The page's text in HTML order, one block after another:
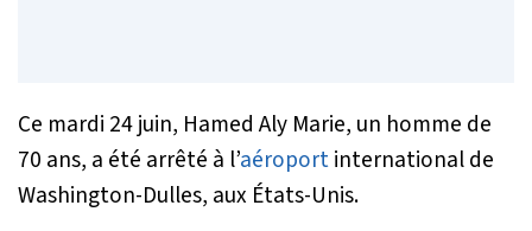
Ce mardi 24 juin, Hamed Aly Marie, un homme de
70 ans, a été arrêté à l’aéroportinternational de
Washington-Dulles, aux États-Unis.